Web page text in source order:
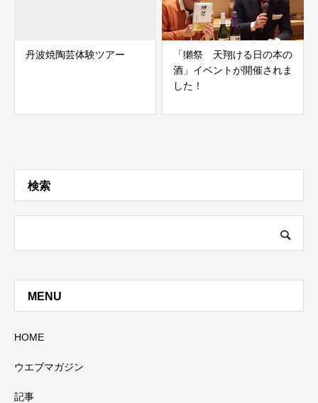
丹波焼陶芸体験ツアー
「獺祭 天翔ける日の本の
酒」イベントが開催されま
した！
検索
MENU
HOME
ウエブマガジン
記事